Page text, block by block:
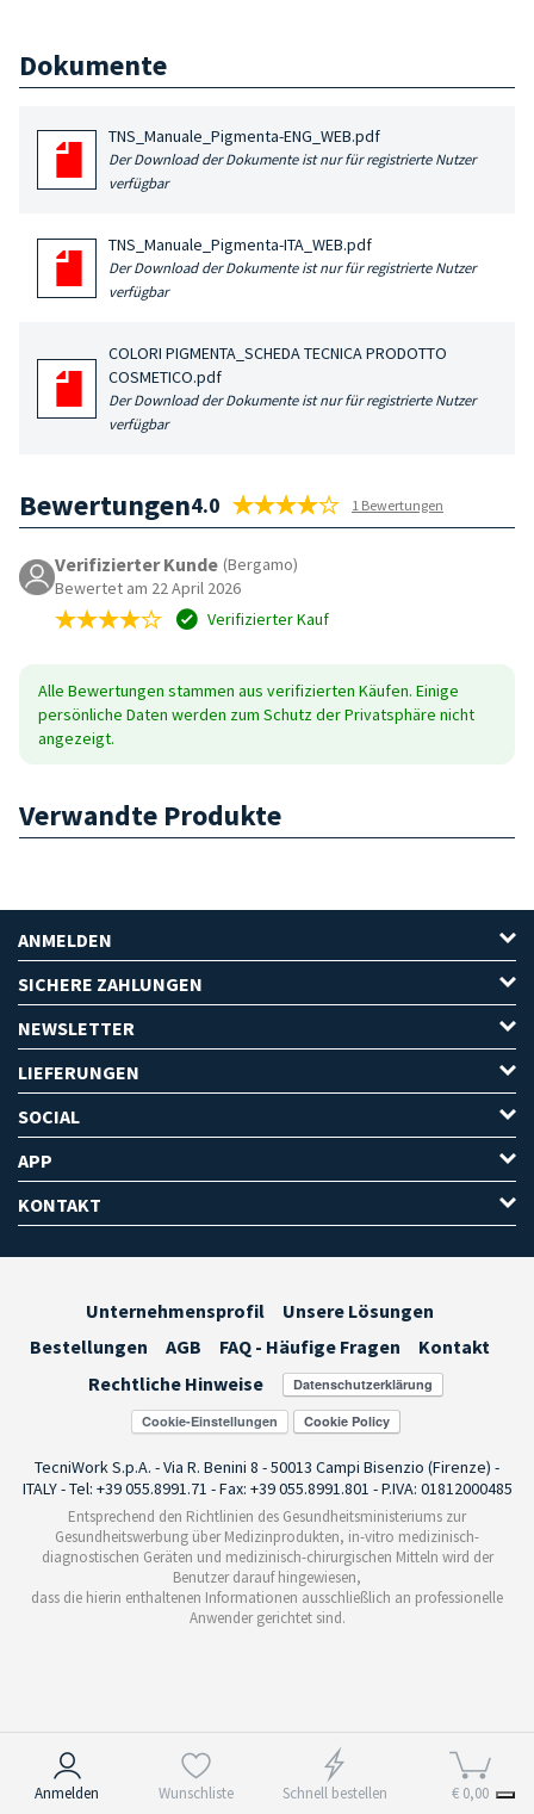
Anmelden Wunschliste Schnell bestellen € 0,00
Dokumente
TNS_Manuale_Pigmenta-ENG_WEB.pdf
Der Download der Dokumente ist nur für registrierte Nutzer
verfügbar
TNS_Manuale_Pigmenta-ITA_WEB.pdf
Der Download der Dokumente ist nur für registrierte Nutzer
verfügbar
COLORI PIGMENTA_SCHEDA TECNICA PRODOTTO
COSMETICO.pdf
Der Download der Dokumente ist nur für registrierte Nutzer
verfügbar
Bewertungen4.0 1 Bewertungen
Verifizierter Kunde (Bergamo)
Bewertet am 22 April 2026
Verifizierter Kauf
Alle Bewertungen stammen aus verifizierten Käufen. Einige
persönliche Daten werden zum Schutz der Privatsphäre nicht
angezeigt.
Verwandte Produkte
ANMELDEN
SICHERE ZAHLUNGEN
NEWSLETTER
LIEFERUNGEN
SOCIAL
APP
KONTAKT
Unternehmensprofil
Unsere Lösungen
Bestellungen
AGB FAQ - Häufige Fragen
Kontakt
Rechtliche Hinweise
Cookie-Einstellungen
TecniWork S.p.A. - Via R. Benini 8 - 50013 Campi Bisenzio (Firenze) -
ITALY - Tel: +39 055.8991.71 - Fax: +39 055.8991.801 - P.IVA: 01812000485
Entsprechend den Richtlinien des Gesundheitsministeriums zur
Gesundheitswerbung über Medizinprodukten, in-vitro medizinisch-
diagnostischen Geräten und medizinisch-chirurgischen Mitteln wird der
Benutzer darauf hingewiesen,
dass die hierin enthaltenen Informationen ausschließlich an professionelle
Anwender gerichtet sind.
Hinweis bei Erhebung